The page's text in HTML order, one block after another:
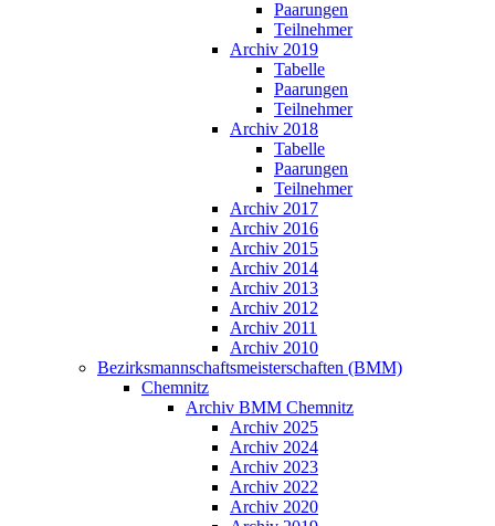
Paarungen
Teilnehmer
Archiv 2019
Tabelle
Paarungen
Teilnehmer
Archiv 2018
Tabelle
Paarungen
Teilnehmer
Archiv 2017
Archiv 2016
Archiv 2015
Archiv 2014
Archiv 2013
Archiv 2012
Archiv 2011
Archiv 2010
Bezirksmannschaftsmeisterschaften (BMM)
Chemnitz
Archiv BMM Chemnitz
Archiv 2025
Archiv 2024
Archiv 2023
Archiv 2022
Archiv 2020